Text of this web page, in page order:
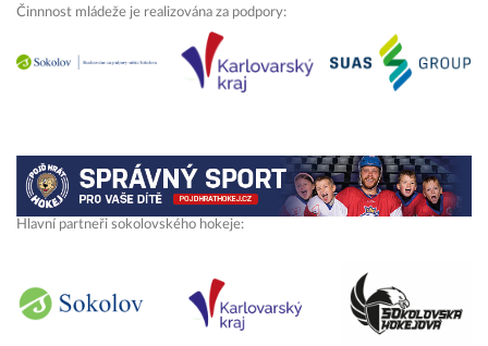
Činnnost mládeže je realizována za podpory:
Hlavní partneři sokolovského hokeje: